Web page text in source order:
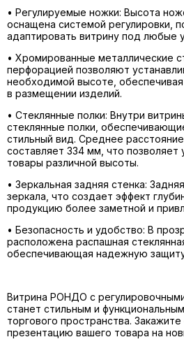
• Регулируемые ножки: Высота
оснащена системой регулировки,
адаптировать витрину под любые
• Хромированные металлические
перфорацией позволяют
необходимой высоте,
в размещении изделий.
• Стеклянные полки: Внутри
стеклянные полки,
стильный вид. Среднее
составляет 334 мм, что позволяет
товары различной высоты.
• Зеркальная задняя стенка:
зеркала, что создает эффект
продукцию более заметной и
• Безопасность и удобство: В
расположена распашная
обеспечивающая надежную
Витрина РОНДО с
станет стильным и
торгового пространства.
презентацию вашего товара на